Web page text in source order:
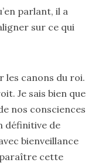
parlant, il a
sur ce qui
les canons du roi.
Je sais bien que
nos consciences
définitive de
bienveillance
cette